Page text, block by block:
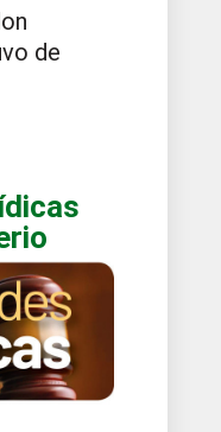
de